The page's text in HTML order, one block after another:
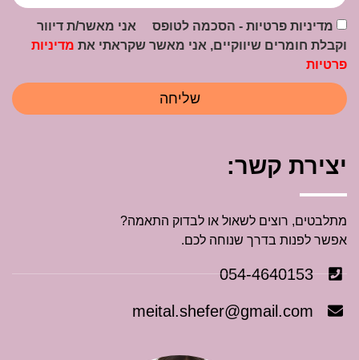
מדיניות פרטיות - הסכמה לטופס אני מאשר/ת דיוור
וקבלת חומרים שיווקיים, אני מאשר שקראתי את מדיניות
פרטיות
שליחה
יצירת קשר:
מתלבטים, רוצים לשאול או לבדוק התאמה?
אפשר לפנות בדרך שנוחה לכם.
054-4640153
meital.shefer@gmail.com